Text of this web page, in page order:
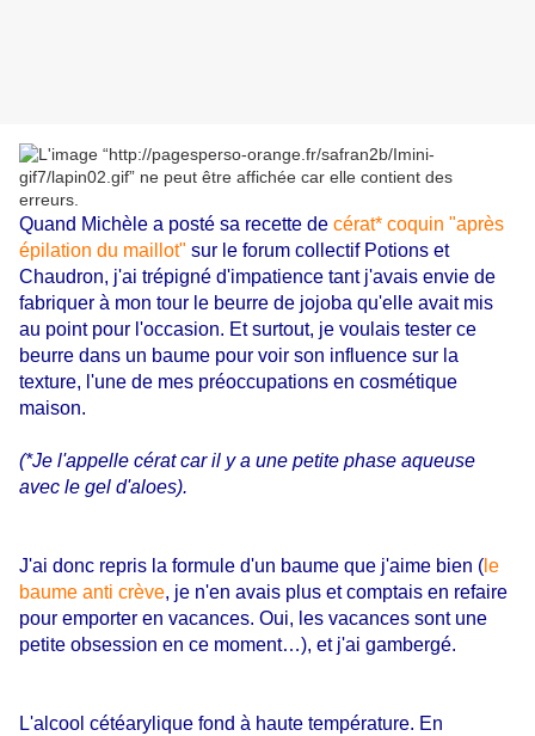
Quand Michèle a posté sa recette de cérat* coquin "après
épilation du maillot" sur le forum collectif Potions et
Chaudron, j'ai trépigné d'impatience tant j'avais envie de
fabriquer à mon tour le beurre de jojoba qu'elle avait mis
au point pour l'occasion. Et surtout, je voulais tester ce
beurre dans un baume pour voir son influence sur la
texture, l'une de mes préoccupations en cosmétique
maison.
(*Je l'appelle cérat car il y a une petite phase aqueuse
avec le gel d'aloes).
J'ai donc repris la formule d'un baume que j'aime bien ( le
baume anti crève, je n'en avais plus et comptais en refaire
pour emporter en vacances. Oui, les vacances sont une
petite obsession en ce moment…), et j'ai gambergé.
L'alcool cétéarylique fond à haute température. En